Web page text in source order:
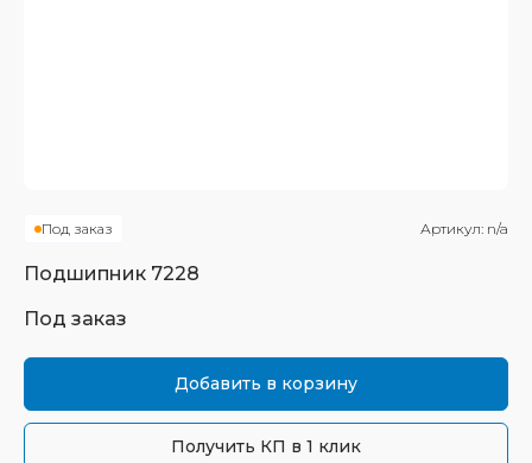
Под заказ Артикул: n/a
Подшипник 7228
Под заказ
Добавить в корзину
Получить КП в 1 клик